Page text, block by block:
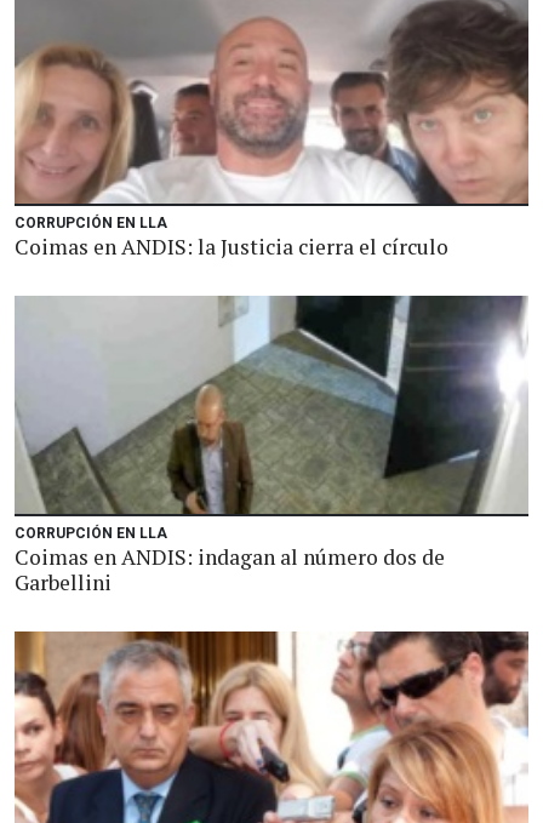
CORRUPCIÓN EN LLA
Coimas en ANDIS: la Justicia cierra el círculo
CORRUPCIÓN EN LLA
Coimas en ANDIS: indagan al número dos de
Garbellini